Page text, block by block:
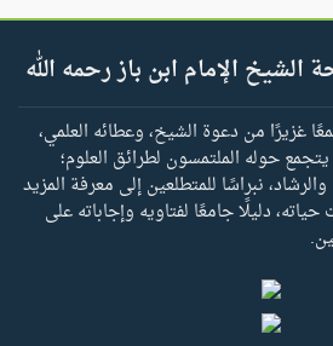
الشيخ الإمام ابن باز رحمه الله
غزيرًا من دعوة الشيخ، وعطائه العلمي،
حوله الملتمسون لطرائق العلوم؛
نبراسًا للمتطلعين إلى معرفة المزيد
دليلًا جامعًا لفتاويه وإجاباته على